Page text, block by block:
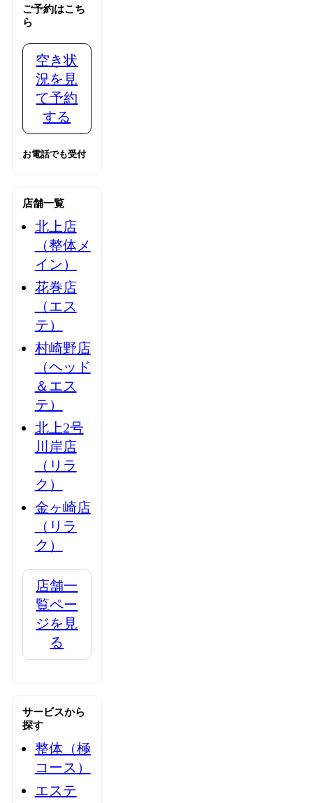
ご予約はこち
ら
空き状
況を見
て予約
する
お電話でも受付
店舗一覧
北上店
（整体メ
イン）
花巻店
（エス
テ）
村崎野店
（ヘッド
＆エス
テ）
北上2号
川岸店
（リラ
ク）
金ヶ崎店
（リラ
ク）
店舗一
覧ペー
ジを見
る
サービスから
探す
整体（極
コース）
エステ